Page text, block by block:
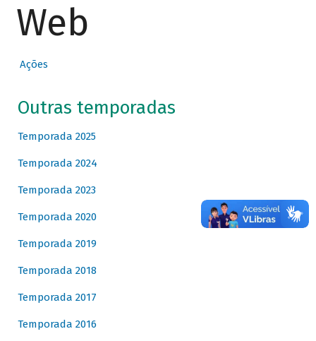
Web
Ações
Outras temporadas
Temporada 2025
Temporada 2024
Temporada 2023
Temporada 2020
Temporada 2019
Temporada 2018
Temporada 2017
Temporada 2016